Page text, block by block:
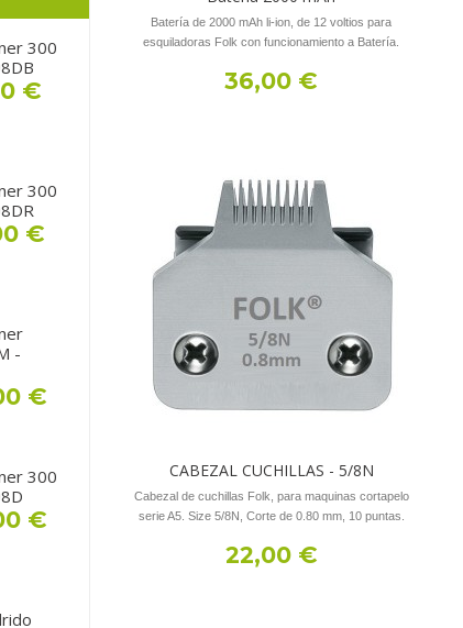
300
€
300
€
-
€
300
€
Batería de 2000 mAh li-ion, de 12 voltios para
esquiladoras Folk con funcionamiento a Batería.
36,00 €
CABEZAL CUCHILLAS - 5/8N
Cabezal de cuchillas Folk, para maquinas cortapelo
serie A5. Size 5/8N, Corte de 0.80 mm, 10 puntas.
22,00 €